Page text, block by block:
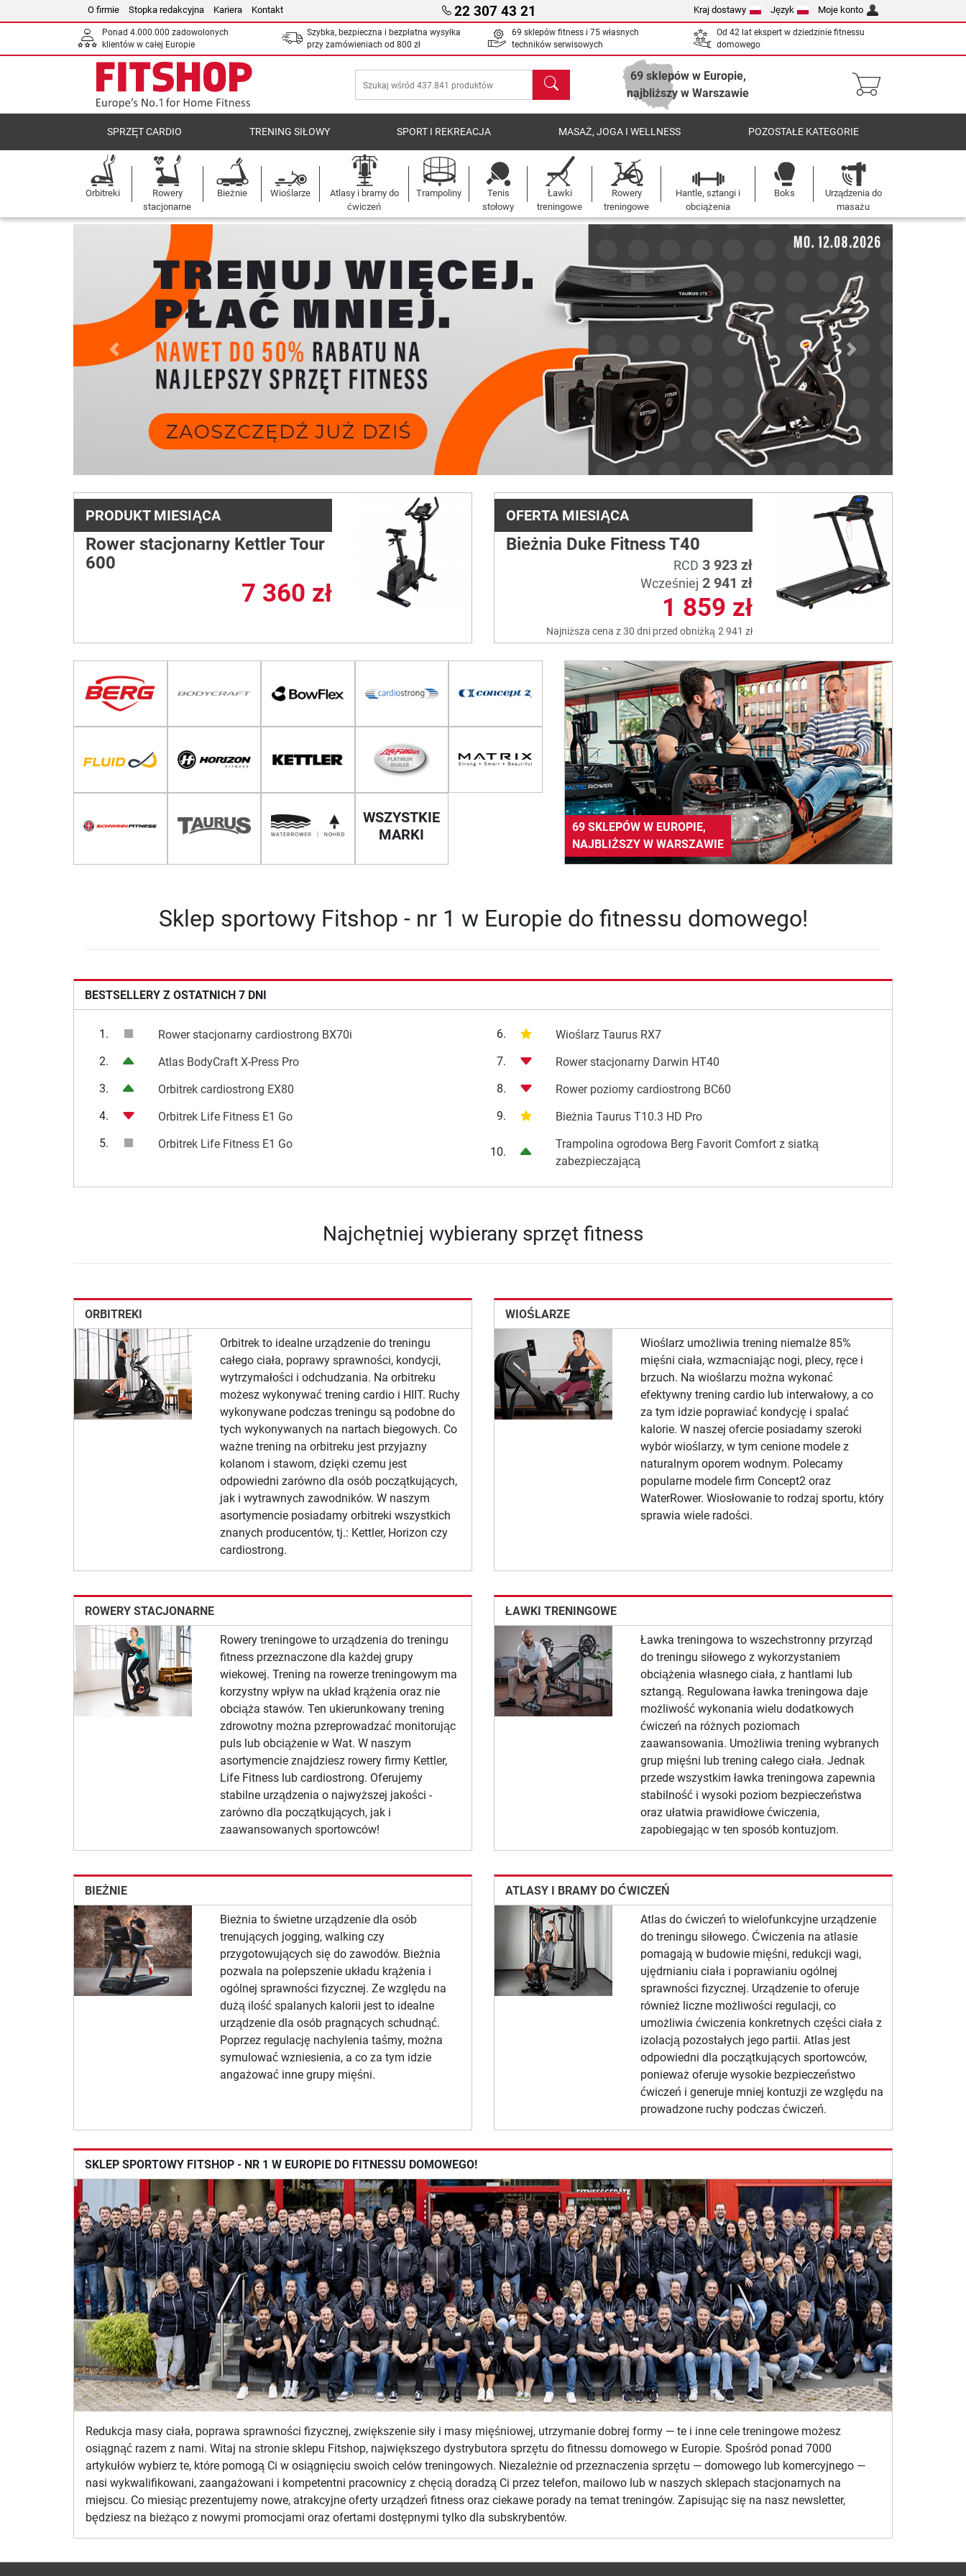
O firmie Stopka redakcyjna Kariera Kontakt 22 307 43 21 Kraj dostawy Język Moje konto
Ponad 4.000.000 zadowolonych
klientów w całej Europie
Szybka, bezpieczna i bezpłatna wysyłka
przy zamówieniach od 800 zł
69 sklepów fitness i 75 własnych
techników serwisowych
Od 42 lat ekspert w dziedzinie fitnessu
domowego
Szukaj
69 sklepów w Europie,
najbliższy w Warszawie
SPRZĘT CARDIO TRENING SIŁOWY SPORT I REKREACJA MASAŻ, JOGA I WELLNESS POZOSTAŁE KATEGORIE
Orbitreki
Rowery
stacjonarne
Bieżnie Wioślarze
Atlasy i bramy do
ćwiczeń
Trampoliny
Tenis
stołowy
Ławki
treningowe
Rowery
treningowe
Hantle, sztangi i
obciążenia
Boks
Urządzenia do
masażu
Previous Next
PRODUKT MIESIĄCA
Rower stacjonarny Kettler Tour
600
7 360 zł
OFERTA MIESIĄCA
Bieżnia Duke Fitness T40
RCD 3 923 zł
Wcześniej 2 941 zł
1 859 zł
Najniższa cena z 30 dni przed obniżką 2 941 zł
WSZYSTKIE
MARKI
69 SKLEPÓW W EUROPIE,
NAJBLIŻSZY W WARSZAWIE
Sklep sportowy Fitshop - nr 1 w Europie do fitnessu domowego!
BESTSELLERY Z OSTATNICH 7 DNI
1.
Rower stacjonarny cardiostrong BX70i
2.
Atlas BodyCraft X-Press Pro
3.
Orbitrek cardiostrong EX80
4.
Orbitrek Life Fitness E1 Go
5.
Orbitrek Life Fitness E1 Go
6.
Wioślarz Taurus RX7
7.
Rower stacjonarny Darwin HT40
8.
Rower poziomy cardiostrong BC60
9.
Bieżnia Taurus T10.3 HD Pro
10.
Trampolina ogrodowa Berg Favorit Comfort z siatką
zabezpieczającą
Najchętniej wybierany sprzęt fitness
ORBITREKI
Orbitrek to idealne urządzenie do treningu
całego ciała, poprawy sprawności, kondycji,
wytrzymałości i odchudzania. Na orbitreku
możesz wykonywać trening cardio i HIIT. Ruchy
wykonywane podczas treningu są podobne do
tych wykonywanych na nartach biegowych. Co
ważne trening na orbitreku jest przyjazny
kolanom i stawom, dzięki czemu jest
odpowiedni zarówno dla osób początkujących,
jak i wytrawnych zawodników. W naszym
asortymencie posiadamy orbitreki wszystkich
znanych producentów, tj.: Kettler, Horizon czy
cardiostrong.
WIOŚLARZE
Wioślarz umożliwia trening niemalże 85%
mięśni ciała, wzmacniając nogi, plecy, ręce i
brzuch. Na wioślarzu można wykonać
efektywny trening cardio lub interwałowy, a co
za tym idzie poprawiać kondycję i spalać
kalorie. W naszej ofercie posiadamy szeroki
wybór wioślarzy, w tym cenione modele z
naturalnym oporem wodnym. Polecamy
popularne modele firm Concept2 oraz
WaterRower. Wiosłowanie to rodzaj sportu, który
sprawia wiele radości.
ROWERY STACJONARNE
Rowery treningowe to urządzenia do treningu
fitness przeznaczone dla każdej grupy
wiekowej. Trening na rowerze treningowym ma
korzystny wpływ na układ krążenia oraz nie
obciąża stawów. Ten ukierunkowany trening
zdrowotny można pzreprowadzać monitorując
puls lub obciążenie w Wat. W naszym
asortymencie znajdziesz rowery firmy Kettler,
Life Fitness lub cardiostrong. Oferujemy
stabilne urządzenia o najwyższej jakości -
zarówno dla początkujących, jak i
zaawansowanych sportowców!
ŁAWKI TRENINGOWE
Ławka treningowa to wszechstronny przyrząd
do treningu siłowego z wykorzystaniem
obciążenia własnego ciała, z hantlami lub
sztangą. Regulowana ławka treningowa daje
możliwość wykonania wielu dodatkowych
ćwiczeń na różnych poziomach
zaawansowania. Umożliwia trening wybranych
grup mięśni lub trening całego ciała. Jednak
przede wszystkim ławka treningowa zapewnia
stabilność i wysoki poziom bezpieczeństwa
oraz ułatwia prawidłowe ćwiczenia,
zapobiegając w ten sposób kontuzjom.
BIEŻNIE
Bieżnia to świetne urządzenie dla osób
trenujących jogging, walking czy
przygotowujących się do zawodów. Bieżnia
pozwala na polepszenie układu krążenia i
ogólnej sprawności fizycznej. Ze względu na
dużą ilość spalanych kalorii jest to idealne
urządzenie dla osób pragnących schudnąć.
Poprzez regulację nachylenia taśmy, można
symulować wzniesienia, a co za tym idzie
angażować inne grupy mięśni.
ATLASY I BRAMY DO ĆWICZEŃ
Atlas do ćwiczeń to wielofunkcyjne urządzenie
do treningu siłowego. Ćwiczenia na atlasie
pomagają w budowie mięśni, redukcji wagi,
ujędrnianiu ciała i poprawianiu ogólnej
sprawności fizycznej. Urządzenie to oferuje
również liczne możliwości regulacji, co
umożliwia ćwiczenia konkretnych części ciała z
izolacją pozostałych jego partii. Atlas jest
odpowiedni dla początkujących sportowców,
ponieważ oferuje wysokie bezpieczeństwo
ćwiczeń i generuje mniej kontuzji ze względu na
prowadzone ruchy podczas ćwiczeń.
SKLEP SPORTOWY FITSHOP - NR 1 W EUROPIE DO FITNESSU DOMOWEGO!
Redukcja masy ciała, poprawa sprawności fizycznej, zwiększenie siły i masy mięśniowej, utrzymanie dobrej formy — te i inne cele treningowe możesz
osiągnąć razem z nami. Witaj na stronie sklepu Fitshop, największego dystrybutora sprzętu do fitnessu domowego w Europie. Spośród ponad 7000
artykułów wybierz te, które pomogą Ci w osiągnięciu swoich celów treningowych. Niezależnie od przeznaczenia sprzętu — domowego lub komercyjnego —
nasi wykwalifikowani, zaangażowani i kompetentni pracownicy z chęcią doradzą Ci przez telefon, mailowo lub w naszych sklepach stacjonarnych na
miejscu. Co miesiąc prezentujemy nowe, atrakcyjne oferty urządzeń fitness oraz ciekawe porady na temat treningów. Zapisując się na nasz newsletter,
będziesz na bieżąco z nowymi promocjami oraz ofertami dostępnymi tylko dla subskrybentów.